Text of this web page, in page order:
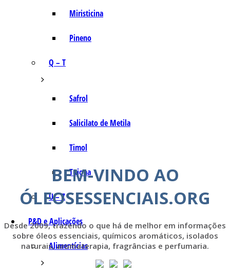
Miristicina
Pineno
Q – T
Safrol
Salicilato de Metila
Timol
Tujona
U – Z
P&D e Aplicações
Alimentícias
BEM-VINDO AO
ÓLEOSESSENCIAIS.ORG
Desde 2009, trazendo o que há de melhor em informações
sobre óleos essenciais, químicos aromáticos, isolados
naturais, aromaterapia, fragrâncias e perfumaria.